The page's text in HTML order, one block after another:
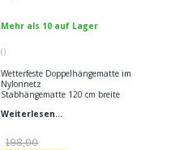
Mehr als 10 auf Lager
()
Wetterfeste Doppelhängematte im
Nylonnetz
Stabhängematte 120 cm breite
Insgesamt 3,80 Meter
Max. Belastung 250 kg
Weiterlesen...
198,00